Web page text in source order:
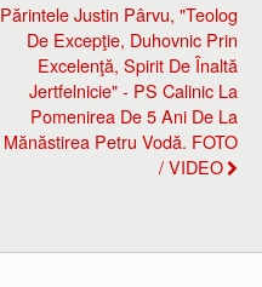
Părintele Justin Pârvu, "teolog
De Excepţie, Duhovnic Prin
Excelenţă, Spirit De Înaltă
Jertfelnicie" - PS Calinic La
Pomenirea De 5 Ani De La
Mănăstirea Petru Vodă. FOTO
/ VIDEO